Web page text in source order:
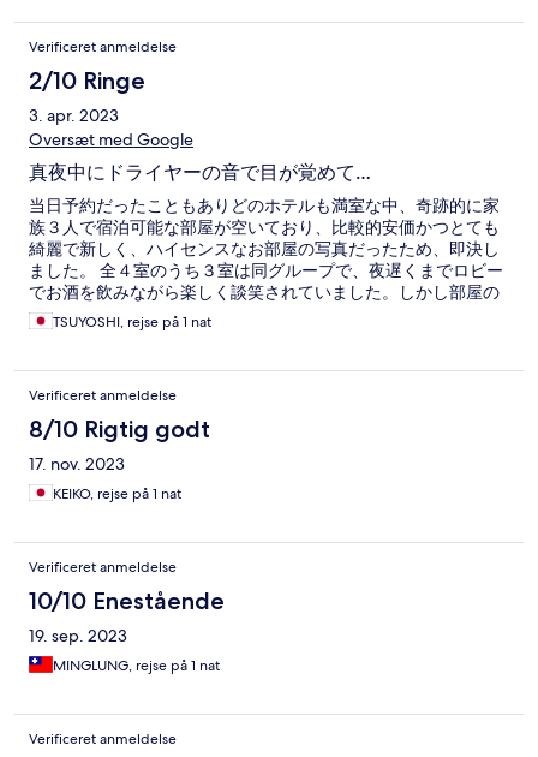
Verificeret anmeldelse
2/10 Ringe
3. apr. 2023
Oversæt med Google
真夜中にドライヤーの音で目が覚めて…
当日予約だったこともありどのホテルも満室な中、奇跡的に家
族３人で宿泊可能な部屋が空いており、比較的安価かつとても
綺麗で新しく、ハイセンスなお部屋の写真だったため、即決し
ました。 全４室のうち３室は同グループで、夜遅くまでロビー
でお酒を飲みながら楽しく談笑されていました。しかし部屋の
防音効果がほぼ皆無なため非常にうるさく、なかなか寝付けま
せんでした。 浴室とトイレは共用なのですが、ようやく眠れ
ライヤーの爆音が鳴り出し、結局午前2時頃に完全に覚醒してし
まい、朝まで一睡も出来ませんでした。 グループのお客さん達
からは「何でオマエラいんの？」的な排他的オーラ満載の視線
を浴びせられ、トイレに立つのも決死の覚悟が必要な始末で、
結論としては滞在中リラックス出来た時間は１秒たりともあり
ませんでした。 もちろん、グループのお客さんが悪かったとは
全然思っておらず、むしろせっかく水入らずで楽しんでいる所
今後は単一グループが3部屋を占めるようなケースの際は予約を
取れなくすべきです。 そして何より、防音性能の向上を検討す
べきと考えます。それが出来ないのなら、ドミトリーホテルの
要素が少なくないことについて、予約段階でちゃんと理解出来
る様、もう少し解りやすく説明して頂く必要があると感じま
す。 大変モダンで綺麗な建物だっただけに、残念でした。
TSUYOSHI, rejse på 1 nat
Verificeret anmeldelse
8/10 Rigtig godt
17. nov. 2023
KEIKO, rejse på 1 nat
Verificeret anmeldelse
10/10 Enestående
19. sep. 2023
MINGLUNG, rejse på 1 nat
Verificeret anmeldelse